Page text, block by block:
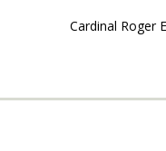
Cardinal Roger